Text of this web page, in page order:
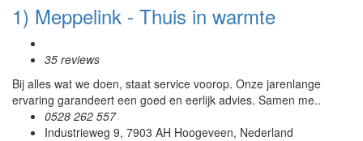
1) Meppelink - Thuis in warmte
35 reviews
Bij alles wat we doen, staat service voorop. Onze jarenlange
ervaring garandeert een goed en eerlijk advies. Samen me..
0528 262 557
Industrieweg 9, 7903 AH Hoogeveen, Nederland